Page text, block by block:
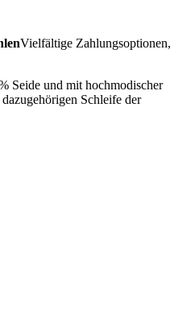
Vielfältige Zahlungsoptionen,
Seide und mit hochmodischer
Schleife der